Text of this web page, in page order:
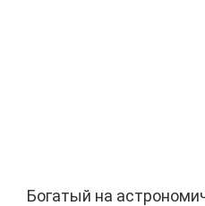
Богатый на